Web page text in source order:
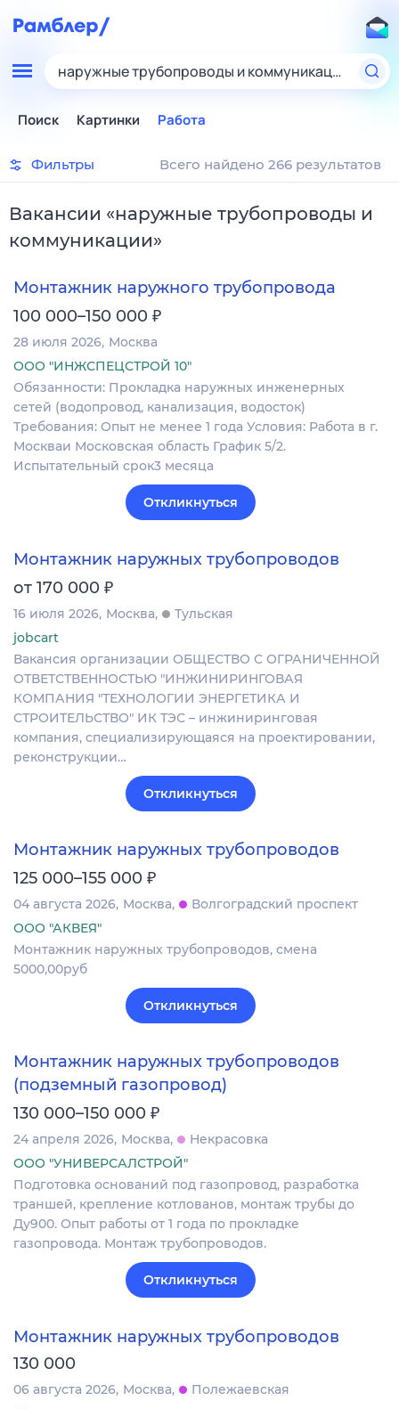
наружные трубопроводы и коммуникации
Поиск Картинки Работа
Фильтры Всего найдено 266 результатов
Вакансии «наружные трубопроводы и
коммуникации»
Монтажник наружного трубопровода
100 000–150 000 ₽
28 июля 2026 Москва
ООО "ИНЖСПЕЦСТРОЙ 10"
Обязанности: Прокладка наружных инженерных
сетей (водопровод, канализация, водосток)
Требования: Опыт не менее 1 года Условия: Работа в г.
Москваи Московская область График 5/2.
Испытательный срок3 месяца
Откликнуться
Монтажник наружных трубопроводов
от 170 000 ₽
16 июля 2026 Москва
Тульская
jobcart
Вакансия организации ОБЩЕСТВО С ОГРАНИЧЕННОЙ
ОТВЕТСТВЕННОСТЬЮ "ИНЖИНИРИНГОВАЯ
КОМПАНИЯ "ТЕХНОЛОГИИ ЭНЕРГЕТИКА И
СТРОИТЕЛЬСТВО" ИК ТЭС – инжиниринговая
компания, специализирующаяся на проектировании,
реконструкции…
Откликнуться
Монтажник наружных трубопроводов
125 000–155 000 ₽
04 августа 2026 Москва
Волгоградский проспект
ООО "АКВЕЯ"
Монтажник наружных трубопроводов, смена
5000,00руб
Откликнуться
Монтажник наружных трубопроводов
(подземный газопровод)
130 000–150 000 ₽
24 апреля 2026 Москва
Некрасовка
ООО "УНИВЕРСАЛСТРОЙ"
Подготовка оснований под газопровод, разработка
траншей, крепление котлованов, монтаж трубы до
Ду900. Опыт работы от 1 года по прокладке
газопровода. Монтаж трубопроводов.
Откликнуться
Монтажник наружных трубопроводов
130 000
06 августа 2026 Москва
Полежаевская